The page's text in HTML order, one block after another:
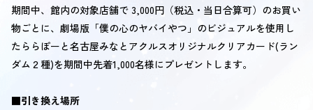
期間中、館内の対象店舗で 3,000円（税込・当日合算可）のお買い
物ごとに、劇場版「僕の心のヤバイやつ」のビジュアルを使用し
たららぽーと名古屋みなとアクルスオリジナルクリアカード(ラン
ダム２種)を期間中先着1,000名様にプレゼントします。
■引き換え場所